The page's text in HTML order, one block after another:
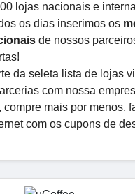
lojas nacionais e
os dias inserimos os
de nossos
da seleta lista de lojas
com nossa
compre mais por menos,
com os cupons de